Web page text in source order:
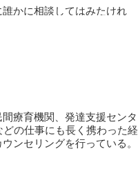
かに相談してはみたけれ
う」と思えることを一緒に
と思っています。
えしていきたいと思いま
療育機関、発達支援センタ
の仕事にも長く携わった経
ンセリングを行っている。